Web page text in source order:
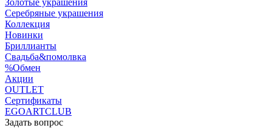
Золотые украшения
Серебряные украшения
Коллекция
Новинки
Бриллианты
Свадьба&помолвка
%Обмен
Акции
OUTLET
Сертификаты
EGOARTCLUB
Задать вопрос